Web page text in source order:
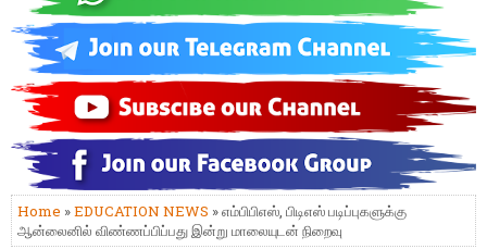
Home »EDUCATION NEWS » எம்பிபிஎஸ், பிடிஎஸ் படிப்புகளுக்கு
ஆன்லைனில் விண்ணப்பிப்பது இன்று மாலையுடன் நிறைவு